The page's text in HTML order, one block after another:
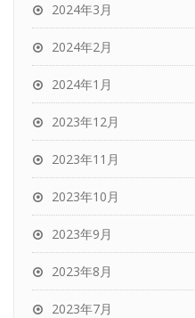
2024年3月
2024年2月
2024年1月
2023年12月
2023年11月
2023年10月
2023年9月
2023年8月
2023年7月